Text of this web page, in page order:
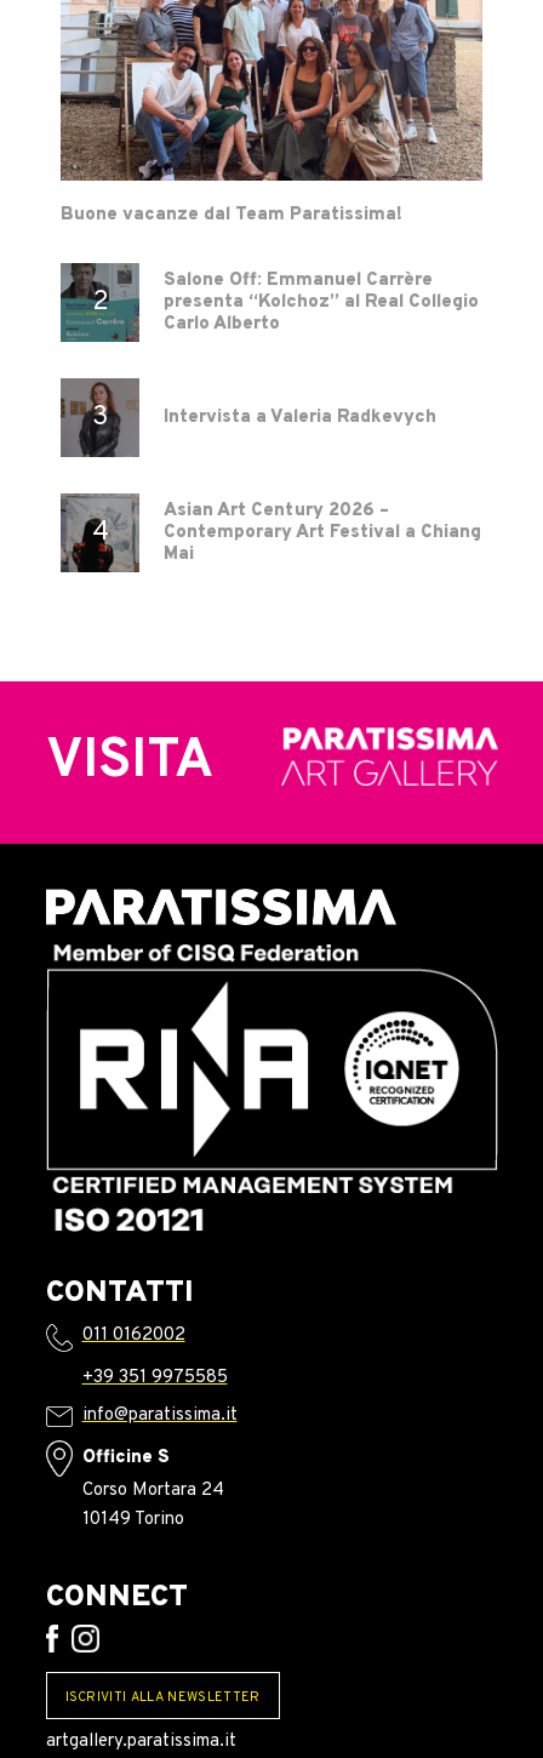
Buone vacanze dal Team Paratissima!
Salone Off: Emmanuel Carrère
presenta “Kolchoz” al Real Collegio
Carlo Alberto
Intervista a Valeria Radkevych
Asian Art Century 2026 –
Contemporary Art Festival a Chiang
Mai
VISITA
CONTATTI
011 0162002
+39 351 9975585
info@paratissima.it
Officine S
Corso Mortara 24
10149 Torino
CONNECT
ISCRIVITI ALLA NEWSLETTER
artgallery.paratissima.it